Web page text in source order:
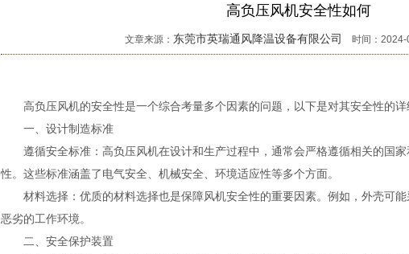
高负压风机安全性如何
文章来源： 东莞市英瑞通风降温设备有限公司 时间：2024-
高负压风机的安全性是一个综合考量多个因素的问题，以下是对其安全性的详
一、设计制造标准
遵循安全标准：高负压风机在设计和生产过程中，通常会严格遵循相关的国家
性。这些标准涵盖了电气安全、机械安全、环境适应性等多个方面。
材料选择：优质的材料选择也是保障风机安全性的重要因素。例如，外壳可能
恶劣的工作环境。
二、安全保护装置